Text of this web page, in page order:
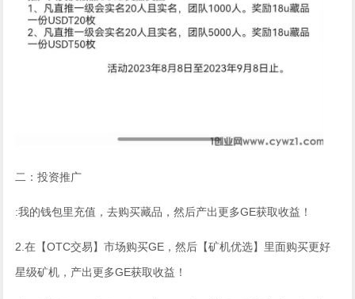
二：投资推广
:我的钱包里充值，去购买藏品，然后产出更多GE获取收益！
2.在【OTC交易】市场购买GE，然后【矿机优选】里面购买更好
星级矿机，产出更多GE获取收益！